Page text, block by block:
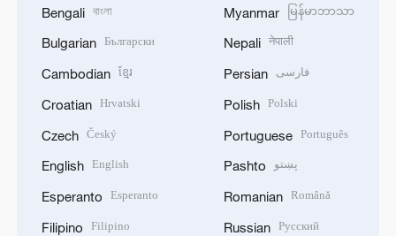
Bengali বাংলা
Bulgarian Български
Cambodian ខ្មែរ
Croatian Hrvatski
Czech Český
English English
Esperanto Esperanto
Filipino Filipino
Myanmar မြန်မာဘာသာ
Nepali नेपाली
Persian فارسی
Polish Polski
Portuguese Português
Pashto پښتو
Romanian Română
Russian Русский